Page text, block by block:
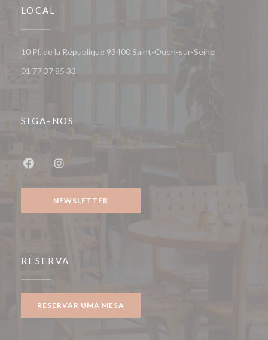
LOCAL
10 Pl. de la République 93400 Saint-Ouen-sur-Seine((abre numa
01 77 37 85 33
SIGA-NOS
NEWSLETTER
RESERVA
RESERVAR UMA MESA